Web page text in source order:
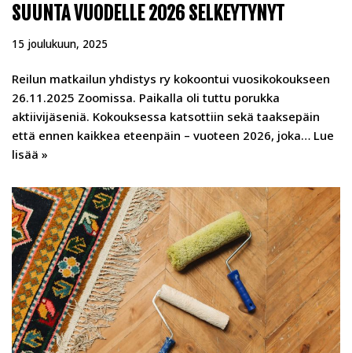
SUUNTA VUODELLE 2026 SELKEYTYNYT
15 joulukuun, 2025
Reilun matkailun yhdistys ry kokoontui vuosikokoukseen
26.11.2025 Zoomissa. Paikalla oli tuttu porukka
aktiivijäseniä. Kokouksessa katsottiin sekä taaksepäin
että ennen kaikkea eteenpäin – vuoteen 2026, joka… Lue
lisää »